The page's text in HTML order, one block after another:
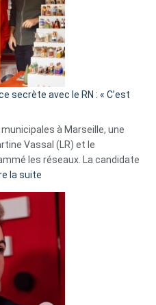
Algérie
secrète avec le RN : « C’est
à Marseille, une
Vassal (LR) et le
les réseaux. La candidate
la suite
d’alliance
secrète